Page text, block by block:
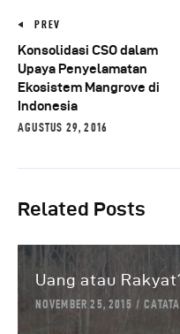
PREV
Konsolidasi CSO dalam
Upaya Penyelamatan
Ekosistem Mangrove di
Indonesia
AGUSTUS 29, 2016
Related Posts
Uang atau
NOVEMBER 25, 2015